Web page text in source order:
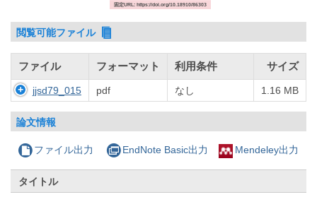
固定URL: https://doi.org/10.18910/86303
閲覧可能ファイル
ファイル フォーマット 利用条件 サイズ
jjsd79_015 pdf なし 1.16 MB
論文情報
ファイル出力 EndNote Basic出力 Mendeley出力
タイトル